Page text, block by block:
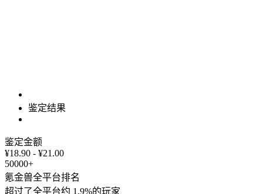
鉴定结果
鉴定金额
¥18.90 - ¥21.00
50000+
氪金兽全平台排名
超过了全平台约 1.9%的玩家